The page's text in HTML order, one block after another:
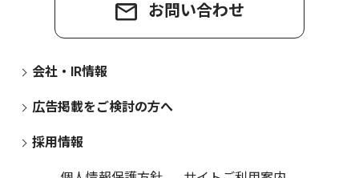
お問い合わせ
会社・IR情報
広告掲載をご検討の方へ
採用情報